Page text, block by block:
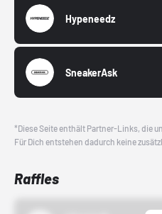
Hypeneedz
SneakerAsk
*Diese Seite enthält Partner-Links, die
Für Dich entstehen dadurch keine
Raffles